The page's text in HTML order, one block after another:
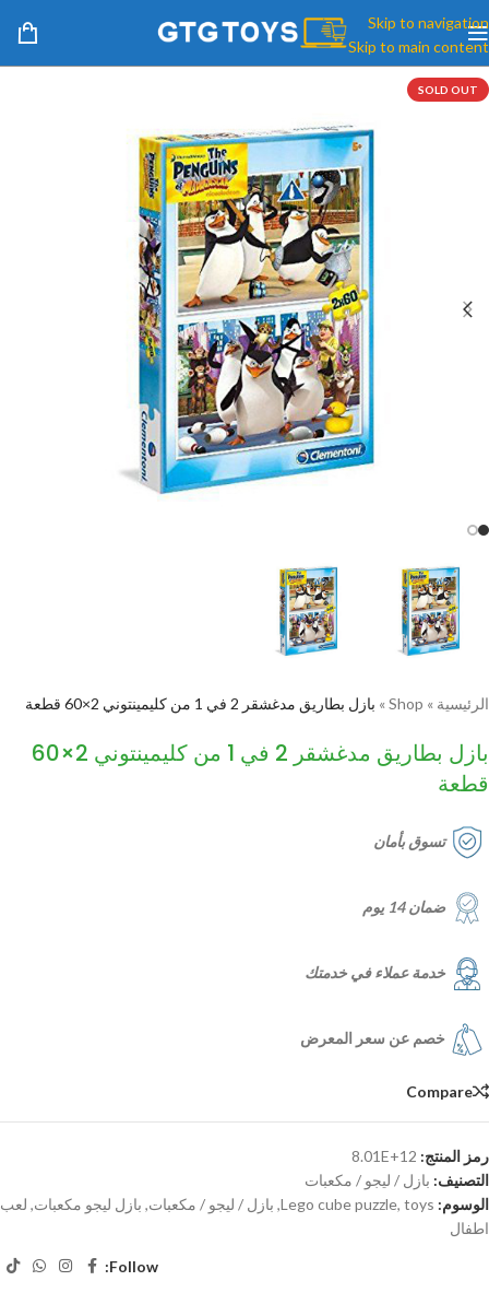
Skip to navigation
Skip to main content
SOLD OUT
الرئيسية »
Shop
» بازل بطاريق مدغشقر 2 في 1 من كليمينتوني 2×60 قطعة
بازل بطاريق مدغشقر 2 في 1 من كليمينتوني 2×60
قطعة
تسوق بأمان
ضمان 14 يوم
خدمة عملاء في خدمتك
خصم عن سعر المعرض
Compare
رمز المنتج: 8.01E+12
التصنيف: بازل / ليجو / مكعبات
الوسوم:
Lego cube puzzle, toys
, بازل / ليجو / مكعبات, بازل ليجو مكعبات, لعب
اطفال
Follow: